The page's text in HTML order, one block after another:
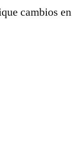
cambios en